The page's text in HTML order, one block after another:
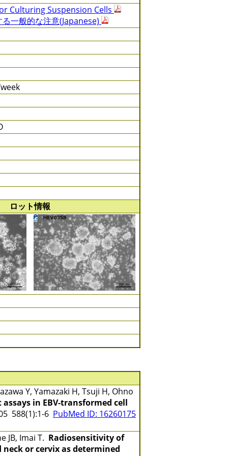
Culturing Suspension Cells
一般的な注意(Japanese)
ロット情報
Y, Yamazaki H, Tsuji H, Ohno
in EBV-transformed cell
588(1):1-6 PubMed ID: 16260175
JB, Imai T. Radiosensitivity of
or cervix as determined